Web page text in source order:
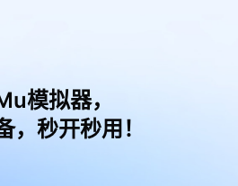
模拟器，
，秒开秒用！